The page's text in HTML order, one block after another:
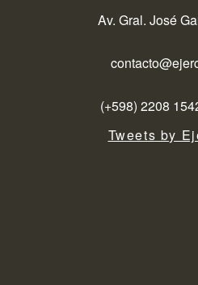
Av. Gral. José
(+598) 2208
Tweets by